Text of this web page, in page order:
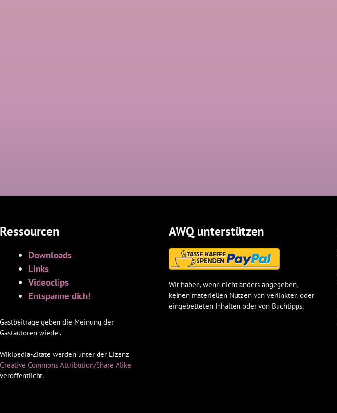
Ressourcen
Downloads
Links
Videoclips
Entspanne dich!
Gastbeiträge geben die Meinung der
Gastautoren wieder.
Wikipedia-Zitate werden unter der Lizenz
Creative Commons Attribution/Share Alike
veröffentlicht.
AWQ unterstützen
Wir haben, wenn nicht anders angegeben,
keinen materiellen Nutzen von verlinkten oder
eingebetteten Inhalten oder von Buchtipps.